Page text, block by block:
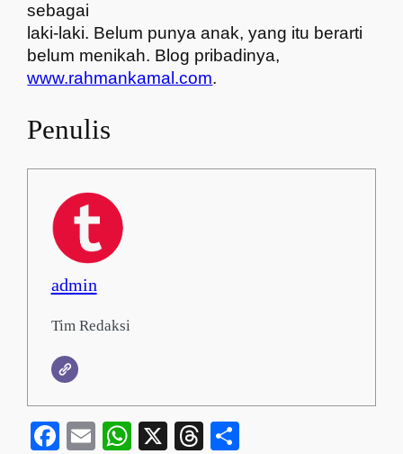
sebagai
laki-laki. Belum punya anak, yang itu berarti
belum menikah. Blog pribadinya,
www.rahmankamal.com.
Penulis
admin
Tim Redaksi
Facebook
EmailWhatsApp
X Threads